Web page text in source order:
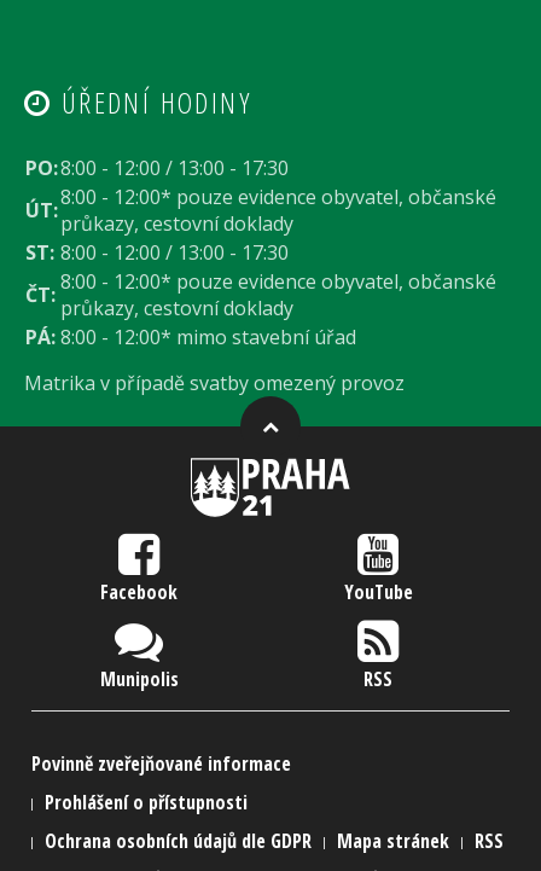
ÚŘEDNÍ HODINY
PO:8:00 - 12:00 / 13:00 - 17:30
ÚT:8:00 - 12:00* pouze evidence obyvatel, občanské
průkazy, cestovní doklady
ST: 8:00 - 12:00 / 13:00 - 17:30
ČT:8:00 - 12:00* pouze evidence obyvatel, občanské
průkazy, cestovní doklady
PÁ:8:00 - 12:00* mimo stavební úřad
Matrika v případě svatby omezený provoz
Facebook YouTube
Munipolis RSS
Povinně zveřejňované informace
Prohlášení o přístupnosti
Ochrana osobních údajů dle GDPR
Mapa stránek
RSS